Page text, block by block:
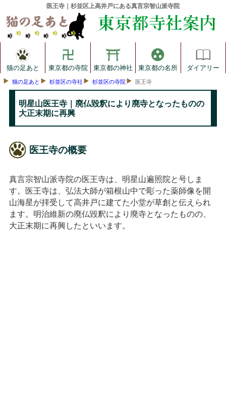
医王寺｜杉並区上高井戸にある真言宗智山派寺院
猫の足あと 東京都の寺院 東京都の神社 東京都の名所 ダイアリー
猫の足あと 杉並区の寺社 杉並区の寺院 医王寺
明星山医王寺｜廃仏毀釈により廃寺となったものの
大正末期に再興
医王寺の概要
真言宗智山派寺院の医王寺は、明星山遍照院と号しま
す。医王寺は、弘法大師が箱根山中で彫った薬師像を開
山海星が拝受して高井戸に建てた小堂が草創と伝えられ
ます。明治維新の廃仏毀釈により廃寺となったものの、
大正末期に再興したといいます。